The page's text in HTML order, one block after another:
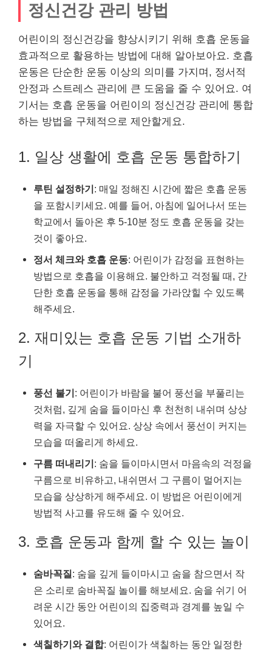
정신건강 관리 방법
어린이의 정신건강을 향상시키기 위해 호흡 운동을
효과적으로 활용하는 방법에 대해 알아보아요. 호흡
운동은 단순한 운동 이상의 의미를 가지며, 정서적
안정과 스트레스 관리에 큰 도움을 줄 수 있어요. 여
기서는 호흡 운동을 어린이의 정신건강 관리에 통합
하는 방법을 구체적으로 제안할게요.
1. 일상 생활에 호흡 운동 통합하기
루틴 설정하기: 매일 정해진 시간에 짧은 호흡 운동
을 포함시키세요. 예를 들어, 아침에 일어나서 또는
학교에서 돌아온 후 5-10분 정도 호흡 운동을 갖는
것이 좋아요.
정서 체크와 호흡 운동: 어린이가 감정을 표현하는
방법으로 호흡을 이용해요. 불안하고 걱정될 때, 간
단한 호흡 운동을 통해 감정을 가라앉힐 수 있도록
해주세요.
2. 재미있는 호흡 운동 기법 소개하
기
풍선 불기: 어린이가 바람을 불어 풍선을 부풀리는
것처럼, 깊게 숨을 들이마신 후 천천히 내쉬며 상상
력을 자극할 수 있어요. 상상 속에서 풍선이 커지는
모습을 떠올리게 하세요.
구름 떠내리기: 숨을 들이마시면서 마음속의 걱정을
구름으로 비유하고, 내쉬면서 그 구름이 멀어지는
모습을 상상하게 해주세요. 이 방법은 어린이에게
방법적 사고를 유도해 줄 수 있어요.
3. 호흡 운동과 함께 할 수 있는 놀이
숨바꼭질: 숨을 깊게 들이마시고 숨을 참으면서 작
은 소리로 숨바꼭질 놀이를 해보세요. 숨을 쉬기 어
려운 시간 동안 어린이의 집중력과 경계를 높일 수
있어요.
색칠하기와 결합: 어린이가 색칠하는 동안 일정한